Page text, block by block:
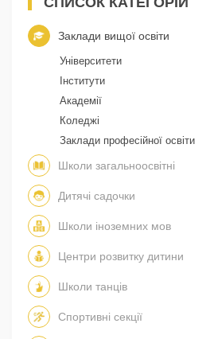
Заклади вищої освіти
Університети
Інститути
Академії
Коледжі
Заклади професійної освіти
Школи загальноосвітні
Дитячі садочки
Школи іноземних мов
Центри розвитку дитини
Школи танців
Спортивні секції